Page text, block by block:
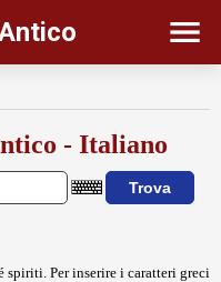
- Italiano
spiriti. Per inserire i caratteri greci